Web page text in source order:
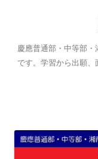
へ
ス
キ
慶應普通部・中等部
です。学習から出願